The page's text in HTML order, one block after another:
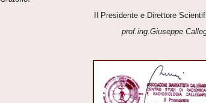
Il Presidente e Direttore
prof.ing.Giuseppe